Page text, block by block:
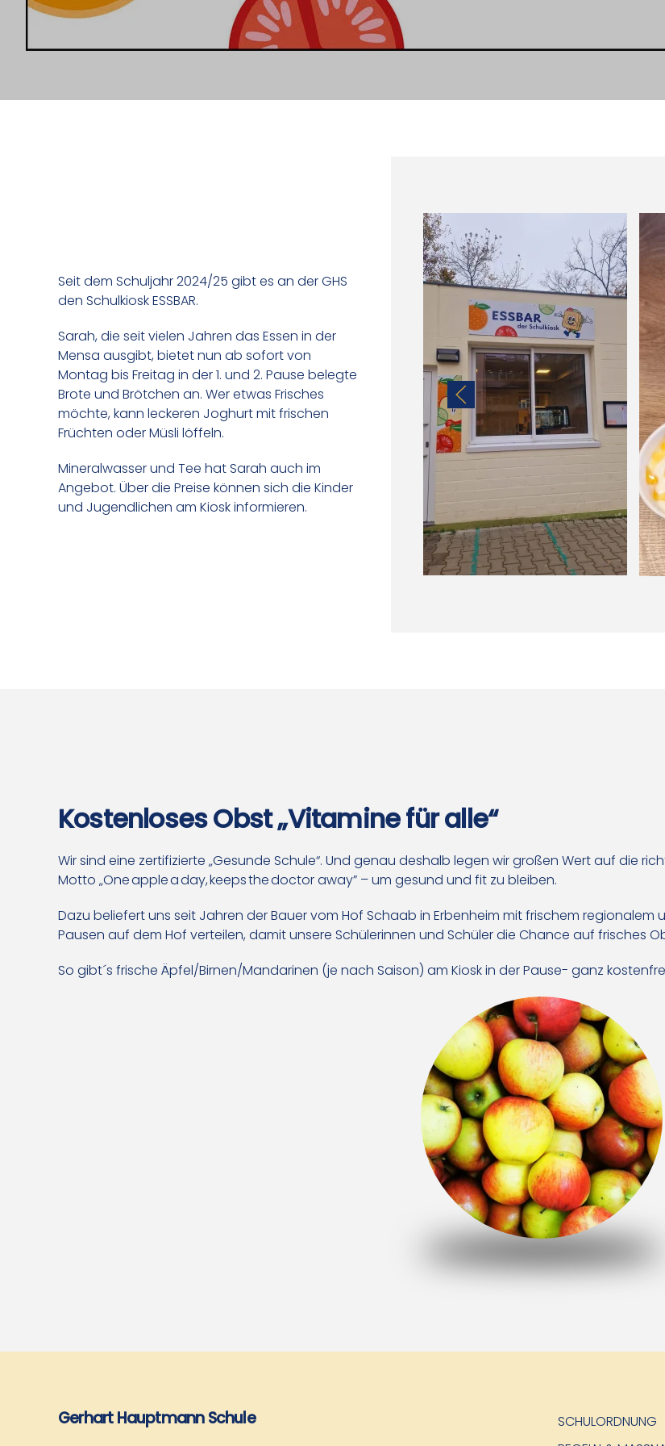
Seit dem Schuljahr 2024/25 gibt es an der GHS
den Schulkiosk ESSBAR.
Sarah, die seit vielen Jahren das Essen in der
Mensa ausgibt, bietet nun ab sofort von
Montag bis Freitag in der 1. und 2. Pause belegte
Brote und Brötchen an. Wer etwas Frisches
möchte, kann leckeren Joghurt mit frischen
Früchten oder Müsli löffeln.
Mineralwasser und Tee hat Sarah auch im
Angebot. Über die Preise können sich die Kinder
und Jugendlichen am Kiosk informieren.
Kostenloses Obst „Vitamine für alle“
Wir sind eine zertifizierte „Gesunde Schule“. Und genau deshalb legen wir großen Wert auf die
Motto „One apple a day, keeps the doctor away” – um gesund und fit zu bleiben.
Dazu beliefert uns seit Jahren der Bauer vom Hof Schaab in Erbenheim mit frischem regionalem
Pausen auf dem Hof verteilen, damit unsere Schülerinnen und Schüler die Chance auf frisches
So gibt´s frische Äpfel/Birnen/Mandarinen (je nach Saison) am Kiosk in der Pause- ganz
Gerhart Hauptmann Schule
SCHULORDNUNG